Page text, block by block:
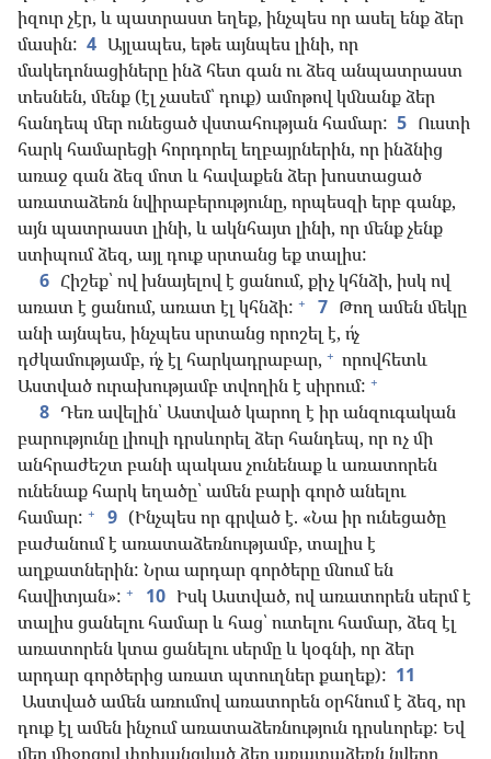
իզուր չէր, և պատրաստ եղեք, ինչպես որ ասել ենք ձեր
մասին: 4 Այլապես, եթե այնպես լինի, որ
մակեդոնացիները ինձ հետ գան ու ձեզ անպատրաստ
տեսնեն, մենք (էլ չասեմ՝ դուք) ամոթով կմնանք ձեր
հանդեպ մեր ունեցած վստահության համար: 5 Ուստի
հարկ համարեցի հորդորել եղբայրներին, որ ինձնից
առաջ գան ձեզ մոտ և հավաքեն ձեր խոստացած
առատաձեռն նվիրաբերությունը, որպեսզի երբ գանք,
այն պատրաստ լինի, և ակնհայտ լինի, որ մենք չենք
ստիպում ձեզ, այլ դուք սրտանց եք տալիս:
6 Հիշեք՝ ով խնայելով է ցանում, քիչ կհնձի, իսկ ով
առատ է ցանում, առատ էլ կհնձի: + 7 Թող ամեն մեկը
անի այնպես, ինչպես սրտանց որոշել է, ո՛չ
դժկամությամբ, ո՛չ էլ հարկադրաբար, + որովհետև
Աստված ուրախությամբ տվողին է սիրում: +
8 Դեռ ավելին՝ Աստված կարող է իր անզուգական
բարությունը լիուլի դրսևորել ձեր հանդեպ, որ ոչ մի
անհրաժեշտ բանի պակաս չունենաք և առատորեն
ունենաք հարկ եղածը՝ ամեն բարի գործ անելու
համար: + 9 (Ինչպես որ գրված է. «Նա իր ունեցածը
բաժանում է առատաձեռնությամբ, տալիս է
աղքատներին: Նրա արդար գործերը մնում են
հավիտյան»: + 10 Իսկ Աստված, ով առատորեն սերմ է
տալիս ցանելու համար և հաց՝ ուտելու համար, ձեզ էլ
առատորեն կտա ցանելու սերմը և կօգնի, որ ձեր
արդար գործերից առատ պտուղներ քաղեք): 11
Աստված ամեն առումով առատորեն օրհնում է ձեզ, որ
դուք էլ ամեն ինչում առատաձեռնություն դրսևորեք: Եվ
մեր միջոցով փոխանցված ձեր առատաձեռն նվերը